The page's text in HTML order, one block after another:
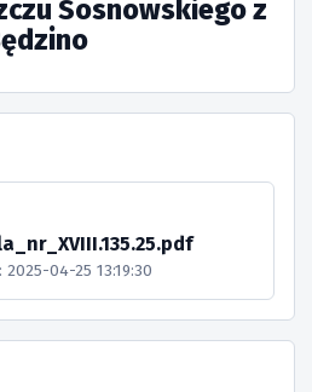
Sosnowskiego z
04-25 13:19:30